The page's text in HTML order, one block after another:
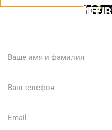
ЗАДАЙТЕ
Или кратко опишите ситуацию.